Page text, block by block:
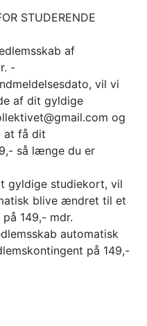
STUDERENDE
af
-
vil vi
af dit gyldige
og
at få dit
så længe du er
gyldige studiekort, vil
blive ændret til et
149,- mdr.
automatisk
på 149,-